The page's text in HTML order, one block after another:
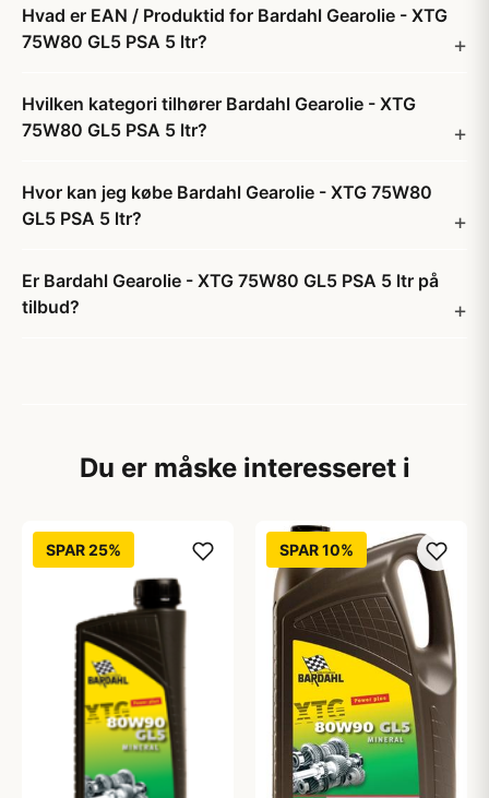
Hvad er EAN / Produktid for Bardahl Gearolie - XTG
75W80 GL5 PSA 5 ltr?
Hvilken kategori tilhører Bardahl Gearolie - XTG
75W80 GL5 PSA 5 ltr?
Hvor kan jeg købe Bardahl Gearolie - XTG 75W80
GL5 PSA 5 ltr?
Er Bardahl Gearolie - XTG 75W80 GL5 PSA 5 ltr på
tilbud?
Du er måske interesseret i
SPAR 25% SPAR 10%